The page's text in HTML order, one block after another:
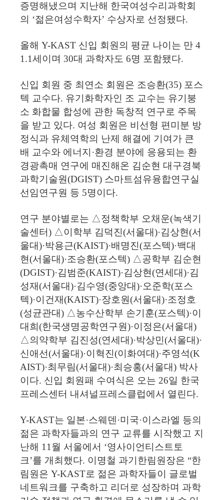
증명해냈으며 지난해 한국여성수리과학회
의 ‘젊은여성수학자’ 수상자로 선정됐다.
올해 Y-KAST 신입 회원의 평균 나이는 만 4
1.1세이며 30대 과학자도 6명 포함됐다.
신입 회원 중 최연소 회원은 조승환(35) 포스
텍 교수다. 유기화학자인 조 교수는 유기붕
소 화합물 합성에 관한 독창적 연구로 주목
을 받고 있다. 여성 회원은 비선형 편미분 방
정식과 유체역학의 난제 해결에 기여가 큰
배 교수와 에너지·환경 분야에 응용되는 환
경광촉매 연구에 매진해온 김순현 대구경북
과학기술원(DGIST) 스마트섬유융합연구실
선임연구원 등 5명이다.
연구 분야별로는 △정책학부 오채운(녹색기
술센터) △이학부 김덕진(서울대)·김상현(서
울대)·박용근(KAIST)·배명진(포스텍)·백대
현(서울대)·조승환(포스텍) △공학부 김순현
(DGIST)·김범준(KAIST)·김상현(연세대)·김
성재(서울대)·김수영(중앙대)·오준학(포스
텍)·이건재(KAIST)·장호원(서울대)·조정호
(성균관대) △농수산학부 손기훈(포스텍)·이
대희(한국생명공학연구원)·이정은(서울대)
△의약학부 김진성(연세대)·박상민(서울대)·
신애선(서울대)·이혁진(이화여대)·주영석(K
AIST)·최무림(서울대)·최승홍(서울대) 박사
이다. 신입 회원패 수여식은 오는 26일 한국
프레스센터 내셔널프레스클럽에서 열린다.
Y-KAST는 일본·스웨덴·미국·이스라엘 등의
젊은 과학자들과의 연구 교류를 시작했고 지
난해 11월 서울에서 ‘영사이언티스트토
크’를 개최했다. 이명철 과기한림원장은 “한
림원은 Y-KAST로 젊은 과학자들이 글로벌
네트워크를 구축하고 리더로 성장하며 과학